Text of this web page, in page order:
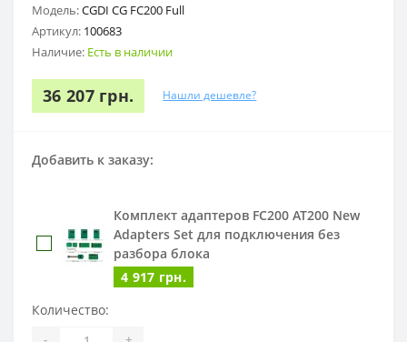
Модель:CGDI CG FC200 Full
Артикул: 100683
Наличие: Есть в наличии
36 207 грн. Нашли дешевле?
Добавить к заказу:
Комплект адаптеров FC200 AT200 New
Adapters Set для подключения без
разбора блока
4 917 грн.
Количество: